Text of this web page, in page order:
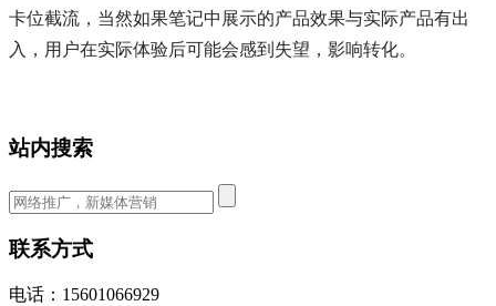
卡位截流，当然如果笔记中展示的产品效果与实际产品有出
入，用户在实际体验后可能会感到失望，影响转化。
站内搜索
联系方式
电话：15601066929